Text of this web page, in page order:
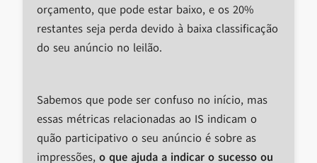
orçamento, que pode estar baixo, e os 20%
restantes seja perda devido à baixa classificação
do seu anúncio no leilão.
Sabemos que pode ser confuso no início, mas
essas métricas relacionadas ao IS indicam o
quão participativo o seu anúncio é sobre as
impressões, o que ajuda a indicar o sucesso ou